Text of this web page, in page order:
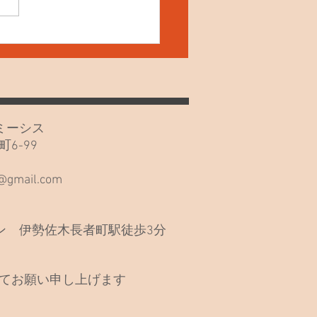
ーシス
6-99
伊勢佐木長者町駅徒歩3分
お願い申し上げます